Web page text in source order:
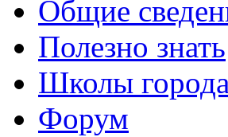
Общие
Полезно знать
Школы города
Форум